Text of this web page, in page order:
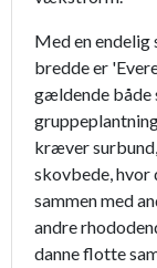
Med en endelig
bredde er
gældende
kræver
skovbede,
sammen med
andre
danne flotte